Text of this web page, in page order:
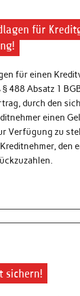
für
für einen
488 Absatz 1
durch den
einen
Verfügung zu
den
sichern!